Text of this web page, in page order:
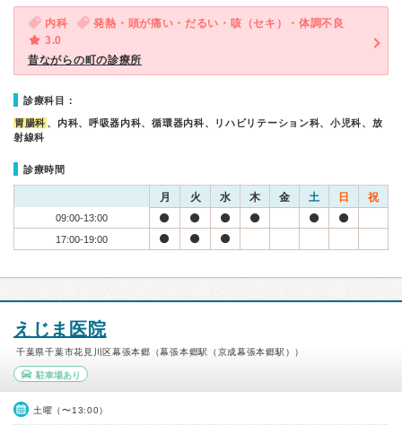
内科
発熱・頭が痛い・だるい・咳（セキ）・体調不良
3.0
昔ながらの町の診療所
診療科目：
胃腸科 、内科、呼吸器内科、循環器内科、リハビリテーション科、小児科、放
射線科
診療時間
月 火 水 木 金 土 日 祝
09:00-13:00
17:00-19:00
えじま医院
千葉県千葉市花見川区幕張本郷（幕張本郷駅（京成幕張本郷駅））
駐車場あり
土曜（〜13:00）